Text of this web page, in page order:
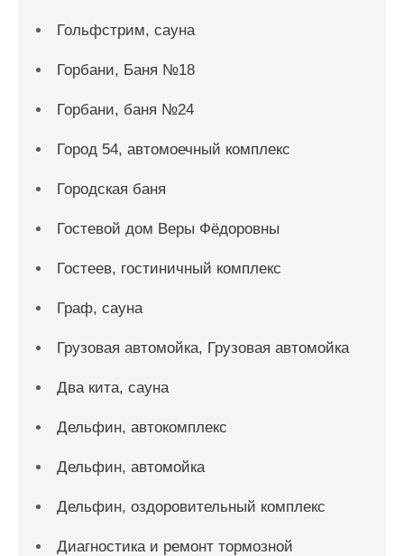
Гольфстрим, сауна
Горбани, Баня №18
Горбани, баня №24
Город 54, автомоечный комплекс
Городская баня
Гостевой дом Веры Фёдоровны
Гостеев, гостиничный комплекс
Граф, сауна
Грузовая автомойка, Грузовая автомойка
Два кита, сауна
Дельфин, автокомплекс
Дельфин, автомойка
Дельфин, оздоровительный комплекс
Диагностика и ремонт тормозной